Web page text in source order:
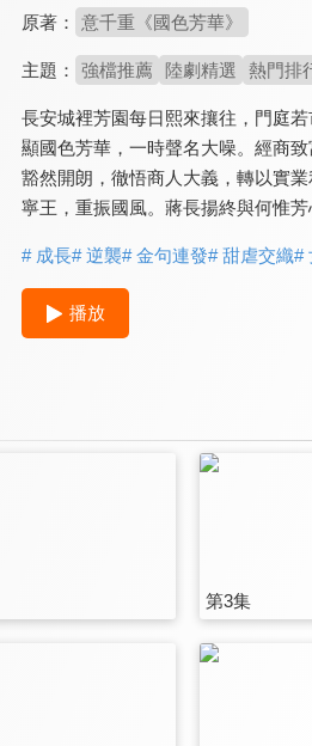
原著： 意千重《國色芳華》
主題： 強檔推薦 陸劇精選 熱門排
長安城裡芳園每日熙來攘往，門庭
顯國色芳華，一時聲名大噪。經商
豁然開朗，徹悟商人大義，轉以實
寧王，重振國風。蔣長揚終與何惟
# 成長# 逆襲# 金句連發# 甜虐交織#
播放
第3集